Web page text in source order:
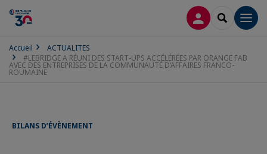
CONNEXION
Accueil
ACTUALITES
#LEBRIDGE A RÉUNI DES START-UPS ACCÉLÉRÉES PAR ORANGE FAB
AVEC DES ENTREPRISES DE LA COMMUNAUTÉ D’AFFAIRES FRANCO-
ROUMAINE
BILANS D’ÉVÈNEMENT